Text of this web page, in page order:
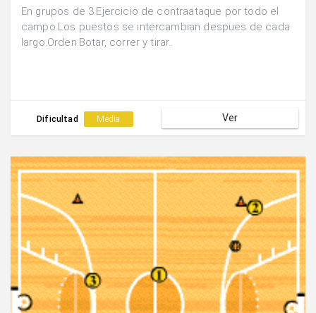
En grupos de 3.Ejercicio de contraataque por todo el
campo.Los puestos se intercambian despues de cada
largo.Orden:Botar, correr y tirar..
Dificultad Media Ver